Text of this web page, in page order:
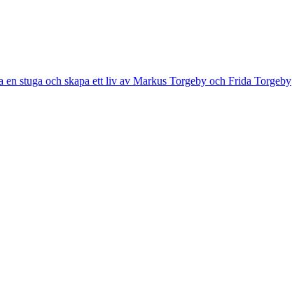
stuga och skapa ett liv av Markus Torgeby och Frida Torgeby